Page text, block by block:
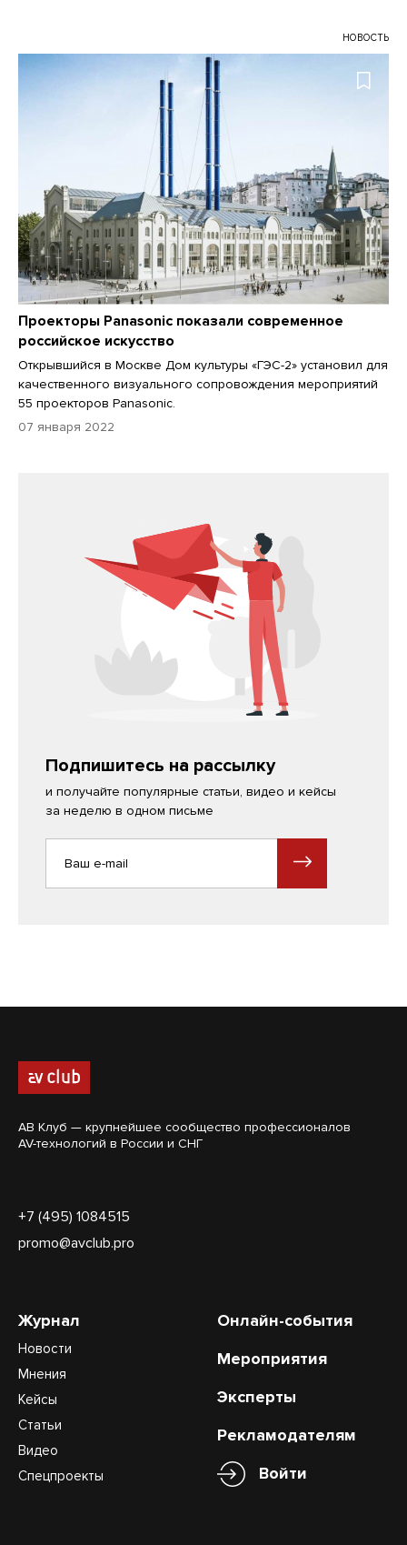
НОВОСТЬ
Проекторы Panasonic показали современное
российское искусство
Открывшийся в Москве Дом культуры «ГЭС-2» установил для
качественного визуального сопровождения мероприятий
55 проекторов Panasonic.
07 января 2022
Подпишитесь на рассылку
и получайте популярные статьи, видео и кейсы
за неделю в одном письме
АВ Клуб — крупнейшее сообщество профессионалов
AV-технологий в России и СНГ
+7 (495) 1084515
promo@avclub.pro
Журнал
Новости
Мнения
Кейсы
Статьи
Видео
Спецпроекты
Онлайн-события
Мероприятия
Эксперты
Рекламодателям
Войти